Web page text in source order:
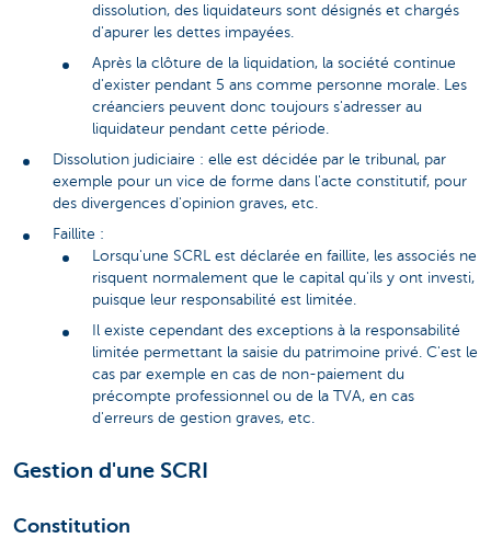
dissolution, des liquidateurs sont désignés et chargés
d'apurer les dettes impayées.
Après la clôture de la liquidation, la société continue
d'exister pendant 5 ans comme personne morale. Les
créanciers peuvent donc toujours s'adresser au
liquidateur pendant cette période.
Dissolution judiciaire : elle est décidée par le tribunal, par
exemple pour un vice de forme dans l'acte constitutif, pour
des divergences d'opinion graves, etc.
Faillite :
Lorsqu'une SCRL est déclarée en faillite, les associés ne
risquent normalement que le capital qu'ils y ont investi,
puisque leur responsabilité est limitée.
Il existe cependant des exceptions à la responsabilité
limitée permettant la saisie du patrimoine privé. C'est le
cas par exemple en cas de non-paiement du
précompte professionnel ou de la TVA, en cas
d'erreurs de gestion graves, etc.
Gestion d'une SCRI
Constitution